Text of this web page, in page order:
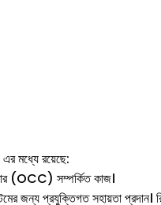
মধ্যে রয়েছে:
(OCC) সম্পর্কিত কাজ।
জন্য প্রযুক্তিগত সহায়তা প্রদান।